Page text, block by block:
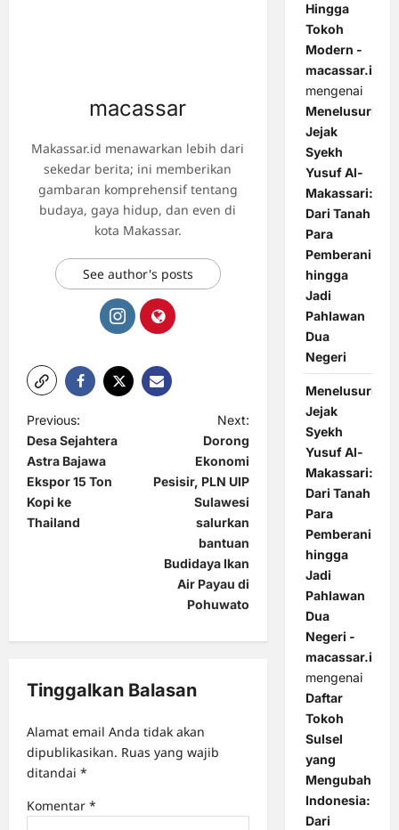
macassar
Makassar.id menawarkan lebih dari
sekedar berita; ini memberikan
gambaran komprehensif tentang
budaya, gaya hidup, dan even di
kota Makassar.
See author's posts
P
o
s
t
n
g
t
i
o
n
Previous:
Desa Sejahtera
Astra Bajawa
Ekspor 15 Ton
Kopi ke
Thailand
Next:
Dorong
Ekonomi
Pesisir, PLN UIP
Sulawesi
salurkan
bantuan
Budidaya Ikan
Air Payau di
Pohuwato
Tinggalkan Balasan
Alamat email Anda tidak akan
dipublikasikan. Ruas yang wajib
ditandai *
Komentar *
Hingga
Tokoh
Modern -
macassar.id
mengenai
Menelusuri
Jejak
Syekh
Yusuf Al-
Makassari:
Dari Tanah
Para
Pemberani
hingga
Jadi
Pahlawan
Dua
Negeri
Menelusuri
Jejak
Syekh
Yusuf Al-
Makassari:
Dari Tanah
Para
Pemberani
hingga
Jadi
Pahlawan
Dua
Negeri -
macassar.id
mengenai
Daftar
Tokoh
Sulsel
yang
Mengubah
Indonesia:
Dari